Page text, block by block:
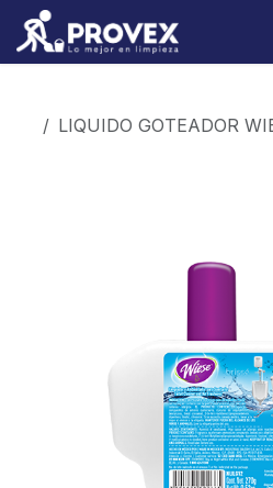
Ir al contenido
LIQUIDO GOTEADOR